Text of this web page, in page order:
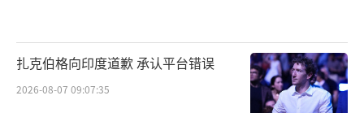
扎克伯格向印度道歉 承认平台错误
2026-08-07 09:07:35